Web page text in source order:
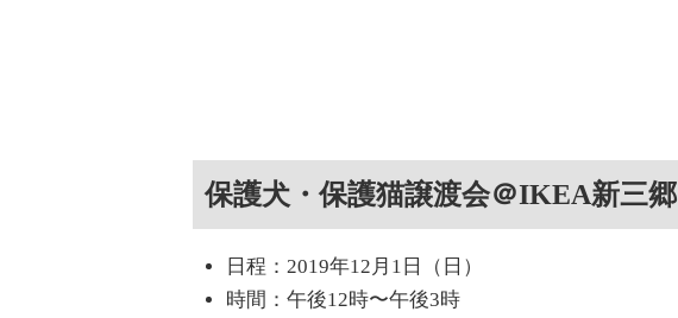
保護犬・保護猫譲渡会＠IKEA新三郷
日程：2019年12月1日（日）
時間：午後12時〜午後3時